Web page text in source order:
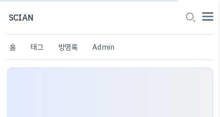
SCIAN
홈 태그 방명록 Admin